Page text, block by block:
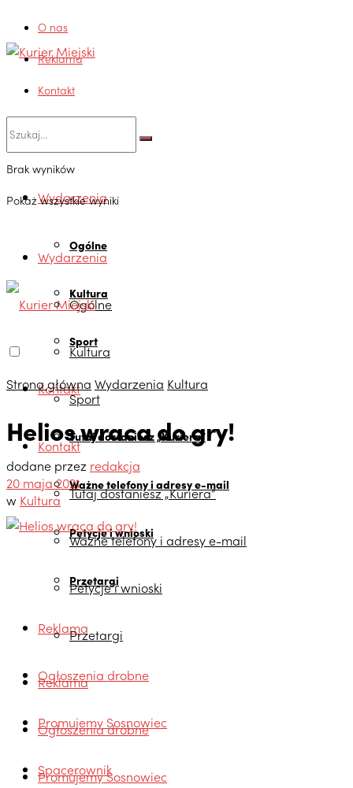
O nas
Reklama
Kontakt
Brak wyników
Pokaż wszystkie wyniki
Wydarzenia
Ogólne
Kultura
Sport
Kontakt
Tutaj dostaniesz „Kuriera”
Ważne telefony i adresy e-mail
Petycje i wnioski
Przetargi
Reklama
Ogłoszenia drobne
Promujemy Sosnowiec
Spacerownik
Wydarzenia
Ogólne
Kultura
Sport
Kontakt
Tutaj dostaniesz „Kuriera”
Ważne telefony i adresy e-mail
Petycje i wnioski
Przetargi
Reklama
Ogłoszenia drobne
Promujemy Sosnowiec
Strona główna Wydarzenia Kultura
Helios wraca do gry!
dodane przez redakcja
20 maja 2021
w Kultura